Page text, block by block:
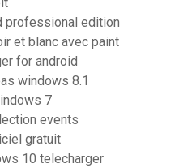
professional edition
et blanc avec paint
for android
windows 8.1
7
events
gratuit
10 telecharger